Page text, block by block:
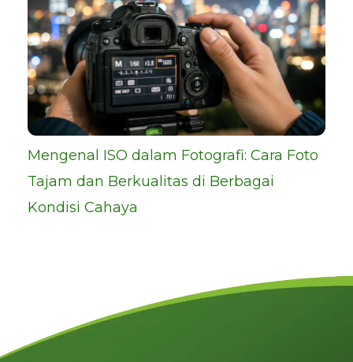
Mengenal ISO dalam Fotografi: Cara Foto
Tajam dan Berkualitas di Berbagai
Kondisi Cahaya